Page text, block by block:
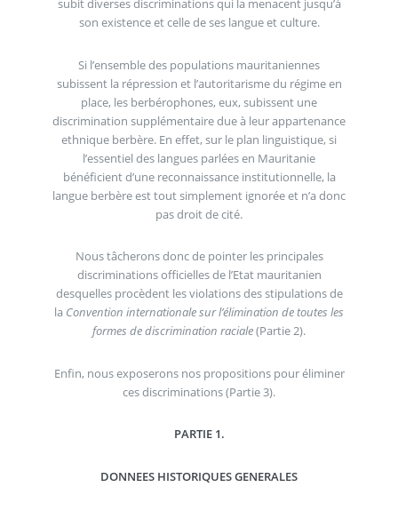
subit diverses discriminations qui la menacent jusqu’à
son existence et celle de ses langue et culture.
Si l’ensemble des populations mauritaniennes
subissent la répression et l’autoritarisme du régime en
place, les berbérophones, eux, subissent une
discrimination supplémentaire due à leur appartenance
ethnique berbère. En effet, sur le plan linguistique, si
l’essentiel des langues parlées en Mauritanie
bénéficient d’une reconnaissance institutionnelle, la
langue berbère est tout simplement ignorée et n’a donc
pas droit de cité.
Nous tâcherons donc de pointer les principales
discriminations officielles de l’Etat mauritanien
desquelles procèdent les violations des stipulations de
la Convention internationale sur l’élimination de toutes les
formes de discrimination raciale(Partie 2).
Enfin, nous exposerons nos propositions pour éliminer
ces discriminations (Partie 3).
PARTIE 1.
DONNEES HISTORIQUES GENERALES